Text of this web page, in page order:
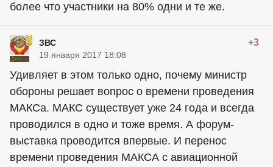
более что участники на 80% одни и те же.
ЗВС +3
19 января 2017 18:08
Удивляет в этом только одно, почему министр
обороны решает вопрос о времени проведения
МАКСа. МАКС существует уже 24 года и всегда
проводился в одно и тоже время. А форум-
выставка проводится впервые. И перенос
времени проведения МАКСА с авиационной